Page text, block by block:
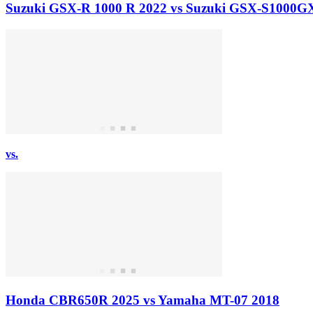
Suzuki GSX-R 1000 R 2022 vs Suzuki GSX-
vs.
Honda CBR650R 2025 vs Yamaha MT-07 2018